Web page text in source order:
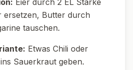
Eier durch 2 EL Stärke
ersetzen, Butter durch
tauschen.
Etwas Chili oder
Sauerkraut geben.